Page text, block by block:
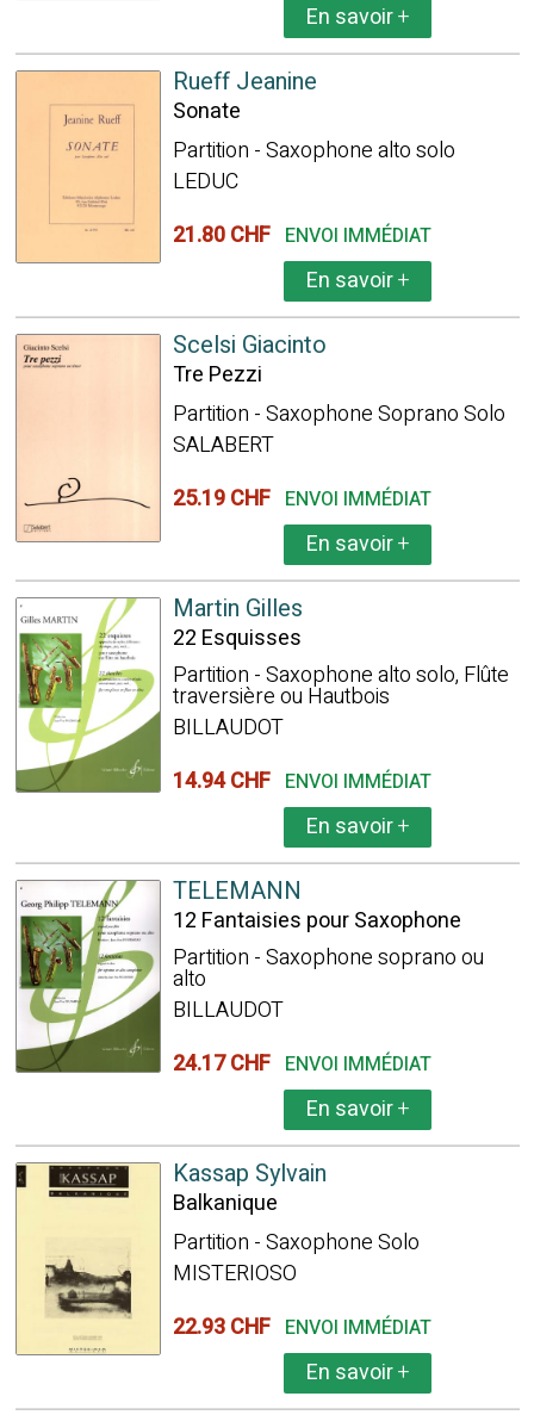
En savoir+
Rueff Jeanine
Sonate
Partition - Saxophone alto solo
LEDUC
21.80 CHF ENVOI IMMÉDIAT
En savoir+
Scelsi Giacinto
Tre Pezzi
Partition - Saxophone Soprano Solo
SALABERT
25.19 CHF ENVOI IMMÉDIAT
En savoir+
Martin Gilles
22 Esquisses
Partition - Saxophone alto solo, Flûte
traversière ou Hautbois
BILLAUDOT
14.94 CHF ENVOI IMMÉDIAT
En savoir+
TELEMANN
12 Fantaisies pour Saxophone
Partition - Saxophone soprano ou
alto
BILLAUDOT
24.17 CHF ENVOI IMMÉDIAT
En savoir+
Kassap Sylvain
Balkanique
Partition - Saxophone Solo
MISTERIOSO
22.93 CHF ENVOI IMMÉDIAT
En savoir+